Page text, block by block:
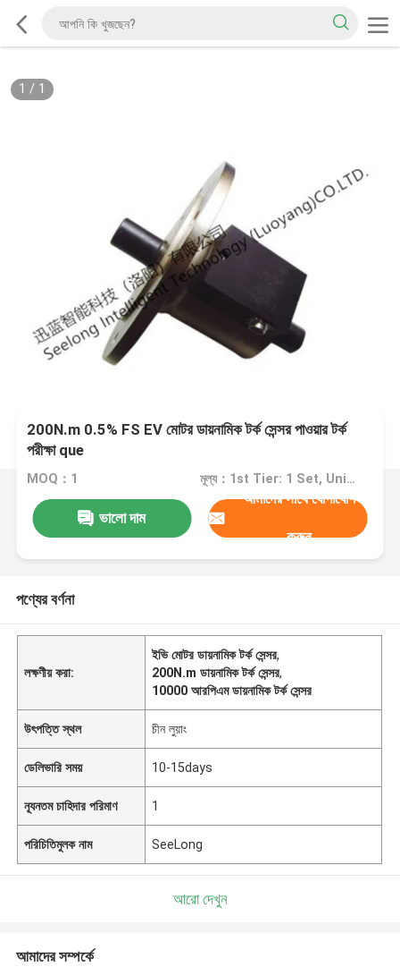
1 / 1
200N.m 0.5% FS EV মোটর ডায়নামিক টর্ক সেন্সর পাওয়ার টর্ক
পরীক্ষা que
MOQ：1 মূল্য：1st Tier: 1 Set, Unit Price USD 3.00 2nd Tier: 2-5 Sets, Unit Price USD 2.00 3rd Tier: Over 5 Sets, Unit Price USD 1.00
ভালো দাম
আমাদের সাথে যোগাযোগ
করুন
পণ্যের বর্ণনা
লক্ষণীয় করা:
ইভি মোটর ডায়নামিক টর্ক সেন্সর,
200N.m ডায়নামিক টর্ক সেন্সর,
10000 আরপিএম ডায়নামিক টর্ক সেন্সর
উৎপত্তি স্থল চীন লুয়াং
ডেলিভারি সময় 10-15days
ন্যূনতম চাহিদার পরিমাণ 1
পরিচিতিমুলক নাম SeeLong
আরো দেখুন
আমাদের সম্পর্কে